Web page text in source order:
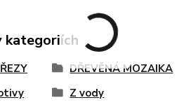
kategoriích
DŘEVĚNÁ MOZAIKA
Z vody